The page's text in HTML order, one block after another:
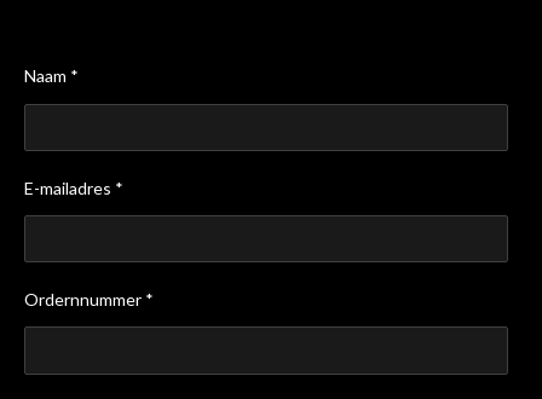
Naam *
E-mailadres *
Ordernnummer *